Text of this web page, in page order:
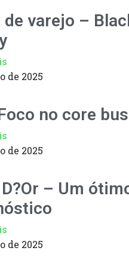
de varejo –
de 2025
no core
de 2025
D?Or – Um
de 2025